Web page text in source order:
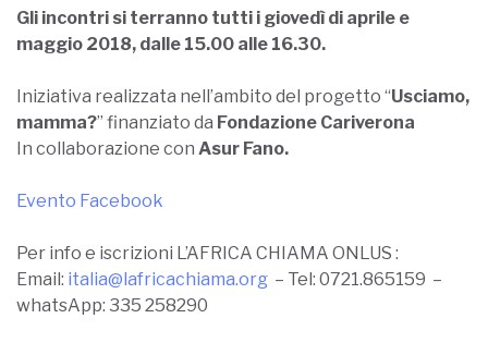
Gli incontri si terranno tutti i giovedì di aprile e
maggio 2018, dalle 15.00 alle 16.30.
Iniziativa realizzata nell’ambito del progetto “Usciamo,
mamma?” finanziato da Fondazione Cariverona
In collaborazione con Asur Fano.
Evento Facebook
Per info e iscrizioni L’AFRICA CHIAMA ONLUS :
Email: italia@lafricachiama.org – Tel: 0721.865159 –
whatsApp: 335 258290